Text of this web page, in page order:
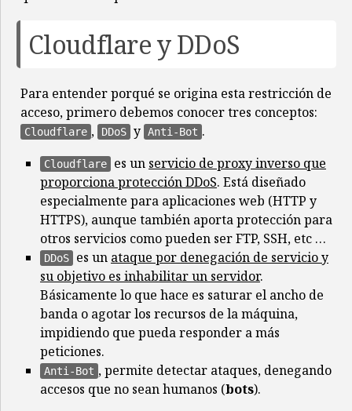
Cloudflare y DDoS
Para entender porqué se origina esta restricción de
acceso, primero debemos conocer tres conceptos:
Cloudflare , DDoS y Anti-Bot .
Cloudflare es un servicio de proxy inverso que
proporciona protección DDoS. Está diseñado
especialmente para aplicaciones web (HTTP y
HTTPS), aunque también aporta protección para
otros servicios como pueden ser FTP, SSH, etc …
DDoS es un ataque por denegación de servicio y
su objetivo es inhabilitar un servidor.
Básicamente lo que hace es saturar el ancho de
banda o agotar los recursos de la máquina,
impidiendo que pueda responder a más
peticiones.
Anti-Bot , permite detectar ataques, denegando
accesos que no sean humanos (bots).